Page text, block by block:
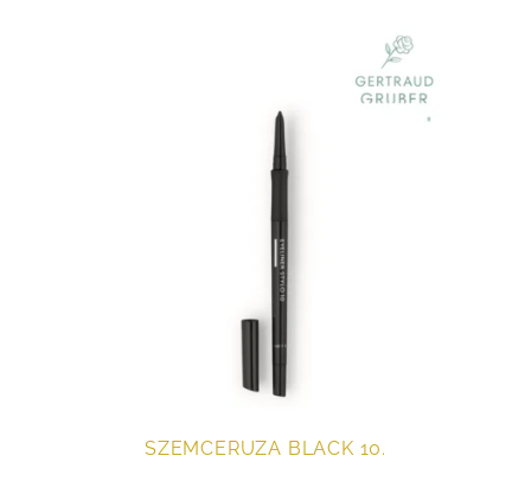
SZEMCERUZA BLACK 10.